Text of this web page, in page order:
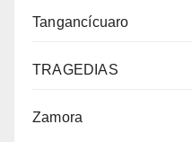
Tangancícuaro
TRAGEDIAS
Zamora